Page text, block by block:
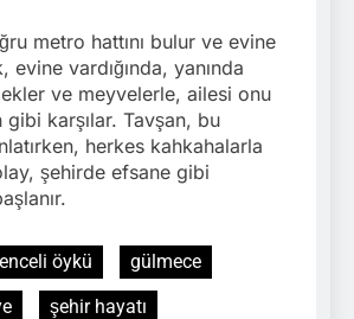
metro hattını bulur ve evine
evine vardığında, yanında
ve meyvelerle, ailesi onu
karşılar. Tavşan, bu
herkes kahkahalarla
şehirde efsane gibi
öykü
gülmece
şehir hayatı